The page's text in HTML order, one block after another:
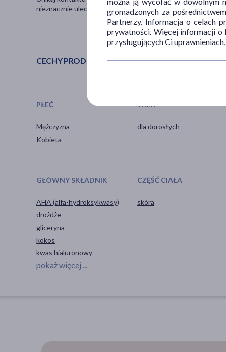
nieznacznie ulec zmianie.
CECHY PRODUKTU
PŁEĆ
Mężczyzna
Kobieta
WIEK
dla dorosłych
GŁÓWNY SKŁADNIK
AHA (alfa-hydroksykwasy)
drożdże
gliceryna
kokos
kwas hialuronowy
pokaż więcej ...
CZĘŚĆ CIAŁA
skóra
gromadzonych za
Partnerzy. Informacja o celach
prywatności. Więcej informacji o
przysługujących Ci